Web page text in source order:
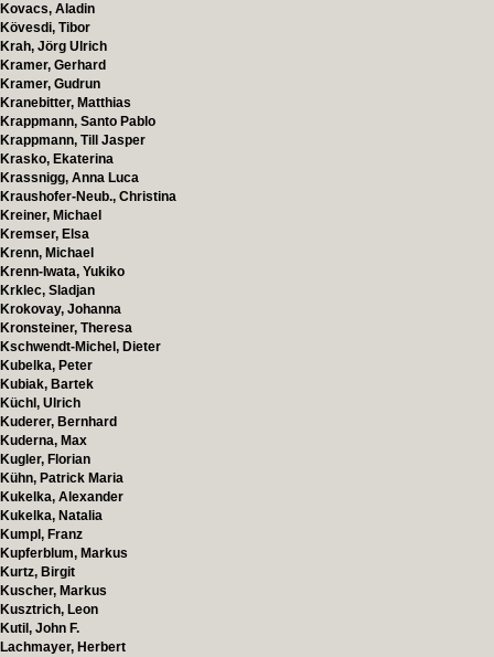
Kovacs, Aladin
Kövesdi, Tibor
Krah, Jörg Ulrich
Kramer, Gerhard
Kramer, Gudrun
Kranebitter, Matthias
Krappmann, Santo Pablo
Krappmann, Till Jasper
Krasko, Ekaterina
Krassnigg, Anna Luca
Kraushofer-Neub., Christina
Kreiner, Michael
Kremser, Elsa
Krenn, Michael
Krenn-Iwata, Yukiko
Krklec, Sladjan
Krokovay, Johanna
Kronsteiner, Theresa
Kschwendt-Michel, Dieter
Kubelka, Peter
Kubiak, Bartek
Küchl, Ulrich
Kuderer, Bernhard
Kuderna, Max
Kugler, Florian
Kühn, Patrick Maria
Kukelka, Alexander
Kukelka, Natalia
Kumpl, Franz
Kupferblum, Markus
Kurtz, Birgit
Kuscher, Markus
Kusztrich, Leon
Kutil, John F.
Lachmayer, Herbert